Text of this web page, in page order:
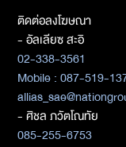
ติดต่อลงโฆษณา
- อัลเลียซ สะอิ
02-338-3561
Mobile : 087-519-
- ศิชล ภวัตโณทัย
085-255-6753